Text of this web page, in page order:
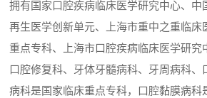
拥有国家口腔疾病临床医学研究中心、中
再生医学创新单元、上海市重中之重临床
重点专科、上海市口腔疾病临床医学研究
口腔修复科、牙体牙髓病科、牙周病科、
病科是国家临床重点专科，口腔黏膜病科